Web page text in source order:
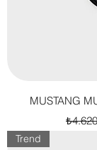
MUSTANG
Trend